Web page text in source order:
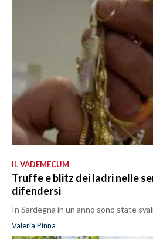
IL VADEMECUM
Truffe e blitz dei ladri nelle
difendersi
In Sardegna in un anno sono state
Valeria Pinna